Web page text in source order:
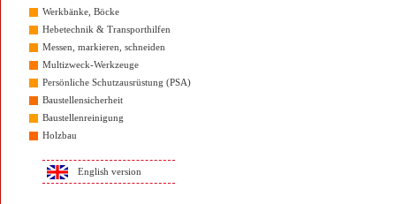
Werkbänke, Böcke
Hebetechnik & Transporthilfen
Messen, markieren, schneiden
Multizweck-Werkzeuge
Persönliche Schutzausrüstung (PSA)
Baustellensicherheit
Baustellenreinigung
Holzbau
English version